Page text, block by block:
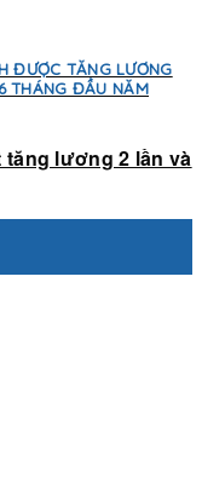
ĐƯỢC TĂNG LƯƠNG
THÁNG ĐẦU NĂM
tăng lương 2 lần và